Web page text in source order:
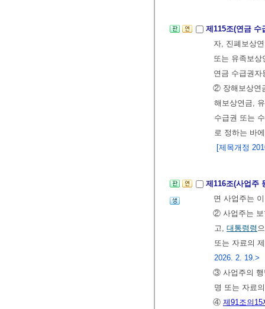
제115조(연금
자, 진폐보상
또는 유족보상
연금 수급권
② 장해보상연
해보상연금,
수급권 또는
로 정하는 바
[제목개정
제116조(사업주
면 사업주는
② 사업주는 보
고, 대통령령
또는 자료의
2026. 2. 19.>
③ 사업주의 행
명 또는 자료
④ 제91조의15